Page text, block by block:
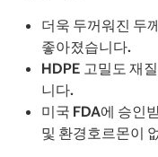
더욱 두꺼워진 두
좋아졌습니다.
HDPE 고밀도 재
니다.
미국 FDA에 승인
및 환경호르몬이